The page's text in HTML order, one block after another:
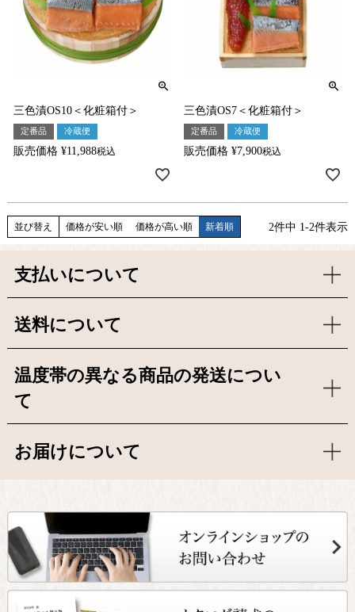
三色漬OS10＜化粧箱付＞
定番品 冷蔵便
販売価格 ¥11,988税込
三色漬OS7＜化粧箱付＞
定番品 冷蔵便
販売価格 ¥7,900税込
並び替え 価格が安い順 価格が高い順 新着順 2件中 1-2件表示
支払いについて
送料について
温度帯の異なる商品の発送につい
て
お届けについて